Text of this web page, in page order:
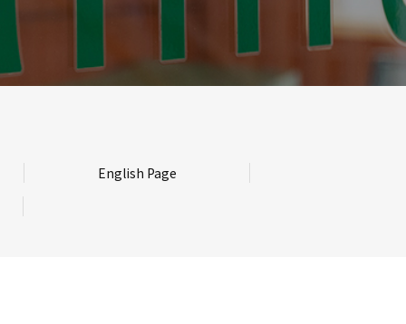
English Page